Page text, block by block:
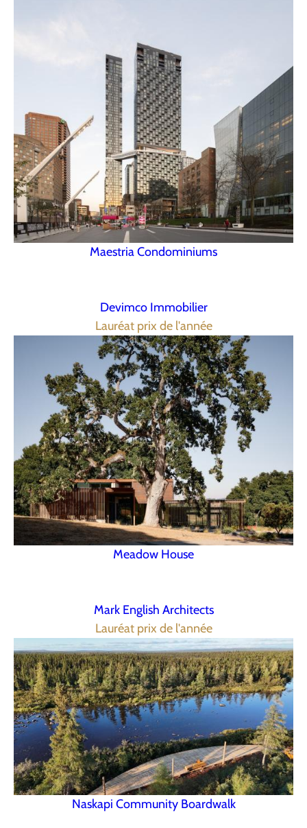
Maestria Condominiums
Devimco Immobilier
Lauréat prix de l'année
Meadow House
Mark English Architects
Lauréat prix de l'année
Naskapi Community Boardwalk